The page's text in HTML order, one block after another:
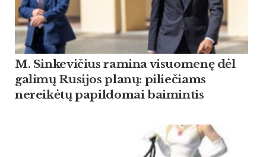
M. Sinkevičius ramina visuomenę dėl
galimų Rusijos planų: piliečiams
nereikėtų papildomai baimintis